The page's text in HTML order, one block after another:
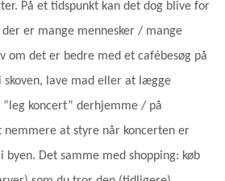
På et tidspunkt kan det dog blive for
er mange mennesker / mange
om det er bedre med et cafébesøg på
lave mad eller at lægge
koncert” derhjemme / på
nemmere at styre når koncerten er
Det samme med shopping: køb